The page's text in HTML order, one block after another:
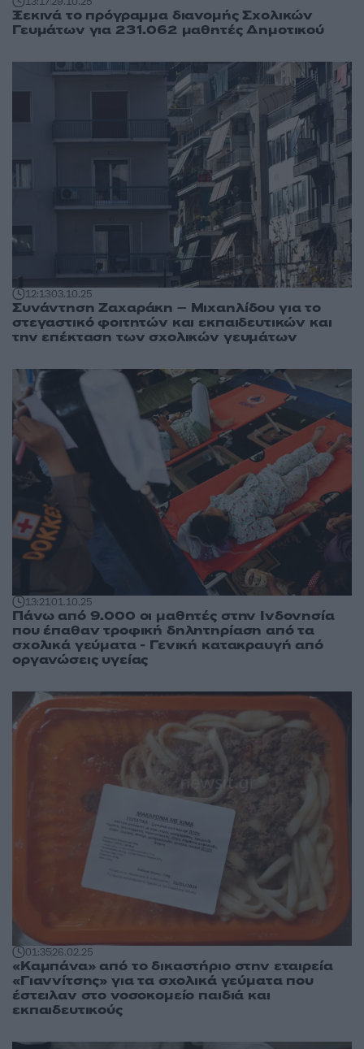
Ξεκινά το πρόγραμμα διανομής Σχολικών
Γευμάτων για 231.062 μαθητές Δημοτικού
12:1303.10.25
Συνάντηση Ζαχαράκη – Μιχαηλίδου για το
στεγαστικό φοιτητών και εκπαιδευτικών και
την επέκταση των σχολικών γευμάτων
13:2101.10.25
Πάνω από 9.000 οι μαθητές στην Ινδονησία
που έπαθαν τροφική δηλητηρίαση από τα
σχολικά γεύματα - Γενική κατακραυγή από
οργανώσεις υγείας
01:3526.02.25
«Καμπάνα» από το δικαστήριο στην εταιρεία
«Γιαννίτσης» για τα σχολικά γεύματα που
έστειλαν στο νοσοκομείο παιδιά και
εκπαιδευτικούς